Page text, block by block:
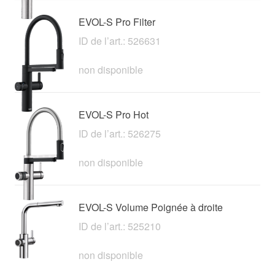
EVOL-S Pro Filter
ID de l’art.: 526631
non disponible
EVOL-S Pro Hot
ID de l’art.: 526275
non disponible
EVOL-S Volume Poignée à droite
ID de l’art.: 525210
non disponible